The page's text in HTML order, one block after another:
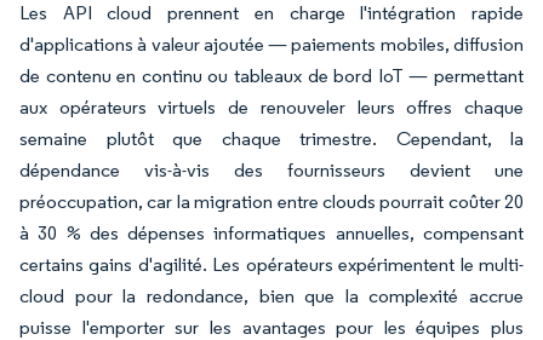
Les API cloud prennent en charge l'intégration rapide
d'applications à valeur ajoutée — paiements mobiles, diffusion
de contenu en continu ou tableaux de bord IoT — permettant
aux opérateurs virtuels de renouveler leurs offres chaque
semaine plutôt que chaque trimestre. Cependant, la
dépendance vis-à-vis des fournisseurs devient une
préoccupation, car la migration entre clouds pourrait coûter 20
à 30 % des dépenses informatiques annuelles, compensant
certains gains d'agilité. Les opérateurs expérimentent le multi-
cloud pour la redondance, bien que la complexité accrue
puisse l'emporter sur les avantages pour les équipes plus